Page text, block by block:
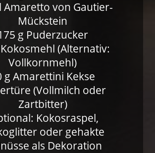
Amaretto von Gautier-
Mückstein
g Puderzucker
(Alternativ:
Vollkornmehl)
g Amarettini Kekse
(Vollmilch oder
Zartbitter)
Kokosraspel,
oder gehakte
als Dekoration